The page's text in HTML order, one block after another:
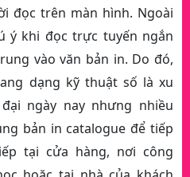
đọc trên màn hình. Ngoài
ý khi đọc trực tuyến ngắn
vào văn bản in. Do đó,
dạng kỹ thuật số là xu
ngày nay nhưng nhiều
bản in catalogue để tiếp
tại cửa hàng, nơi công